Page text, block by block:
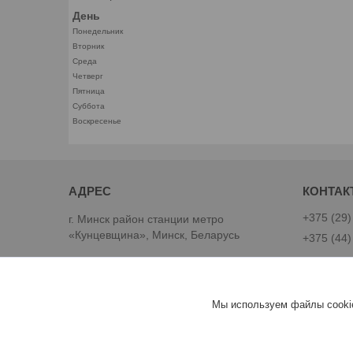
День
Понедельник
Вторник
Среда
Четверг
Пятница
Суббота
Воскресенье
г. Минск район станции метро
«Кунцевщина», Минск, Беларусь
+375
+375
Мы используем файлы